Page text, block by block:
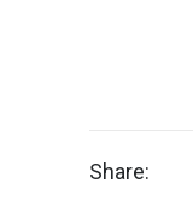
Share: